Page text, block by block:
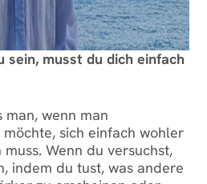
sein, musst du dich einfach
wenn man
sich einfach wohler
Wenn du versuchst,
indem du tust, was andere